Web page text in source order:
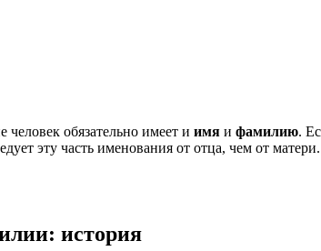
обязательно имеет и имя и фамилию.
эту часть именования от отца, чем от
история